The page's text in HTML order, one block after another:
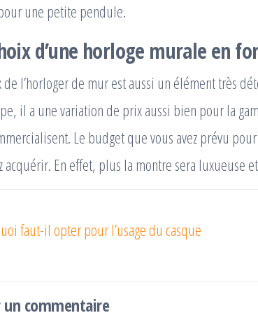
une petite pendule.
d’une horloge murale en
de l’horloger de mur est aussi un élément très
il a une variation de prix aussi bien pour la
Le budget que vous avez prévu
acquérir. En effet, plus la montre sera luxueuse
faut-il opter pour l’usage du casque
un commentaire